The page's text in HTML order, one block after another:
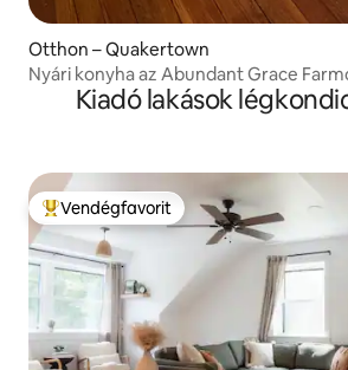
Otthon – Quakertown
Nyári konyha az Abundant Grace
Kiadó lakások
Kiemelt vendégfavorit
Vendégfavorit